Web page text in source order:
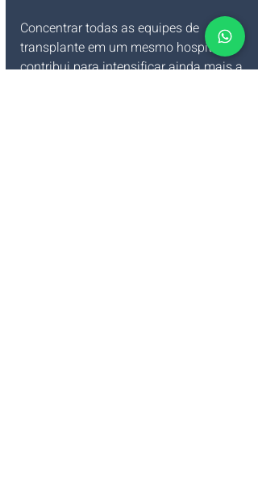
Concentrar todas as equipes de
transplante em um mesmo hospital
contribui para intensificar ainda mais a